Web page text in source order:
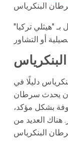
بـ "هيثلي تركيا"
دليلًا في
أن يحدث سرطان
بشكل مؤكد،
العديد من